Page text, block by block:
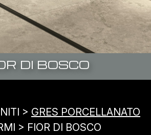
DI BOSCO
> GRES PORCELLANATO
> FIOR DI BOSCO